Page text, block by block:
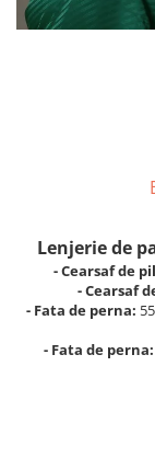
Lenjerie de
- Cearsaf de
- Cearsaf
- Fata de perna:
- Fata de perna: